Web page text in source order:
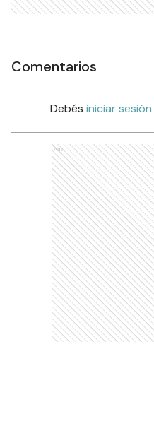
Comentarios
Debés iniciar sesión
Ads